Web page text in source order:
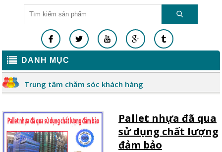
DANH MỤC
Trung tâm chăm sóc khách hàng
Pallet nhựa đã qua
sử dụng chất lượng
đảm bảo